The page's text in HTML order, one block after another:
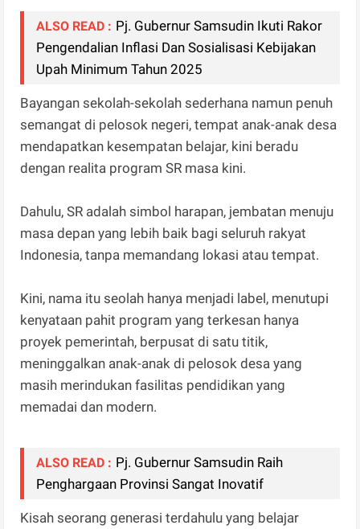
ALSO READ : Pj. Gubernur Samsudin Ikuti Rakor
Pengendalian Inflasi Dan Sosialisasi Kebijakan
Upah Minimum Tahun 2025
Bayangan sekolah-sekolah sederhana namun penuh
semangat di pelosok negeri, tempat anak-anak desa
mendapatkan kesempatan belajar, kini beradu
dengan realita program SR masa kini.
Dahulu, SR adalah simbol harapan, jembatan menuju
masa depan yang lebih baik bagi seluruh rakyat
Indonesia, tanpa memandang lokasi atau tempat.
Kini, nama itu seolah hanya menjadi label, menutupi
kenyataan pahit program yang terkesan hanya
proyek pemerintah, berpusat di satu titik,
meninggalkan anak-anak di pelosok desa yang
masih merindukan fasilitas pendidikan yang
memadai dan modern.
ALSO READ : Pj. Gubernur Samsudin Raih
Penghargaan Provinsi Sangat Inovatif
Kisah seorang generasi terdahulu yang belajar